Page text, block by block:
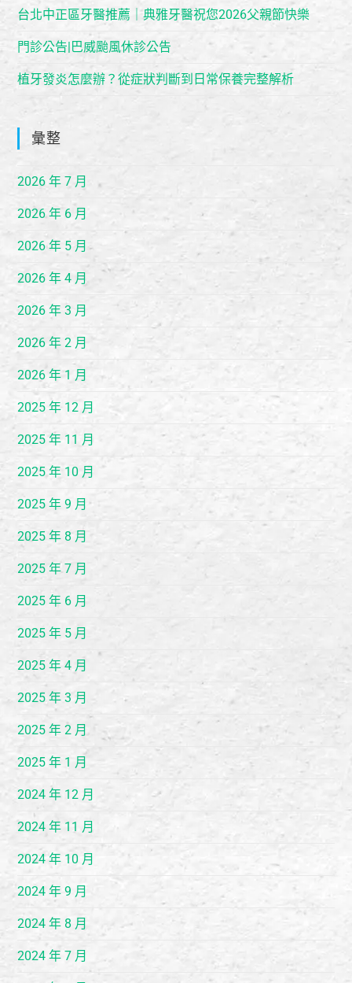
台北中正區牙醫推薦｜典雅牙醫祝您2026父親節快樂
門診公告|巴威颱風休診公告
植牙發炎怎麼辦？從症狀判斷到日常保養完整解析
彙整
2026 年 7 月
2026 年 6 月
2026 年 5 月
2026 年 4 月
2026 年 3 月
2026 年 2 月
2026 年 1 月
2025 年 12 月
2025 年 11 月
2025 年 10 月
2025 年 9 月
2025 年 8 月
2025 年 7 月
2025 年 6 月
2025 年 5 月
2025 年 4 月
2025 年 3 月
2025 年 2 月
2025 年 1 月
2024 年 12 月
2024 年 11 月
2024 年 10 月
2024 年 9 月
2024 年 8 月
2024 年 7 月